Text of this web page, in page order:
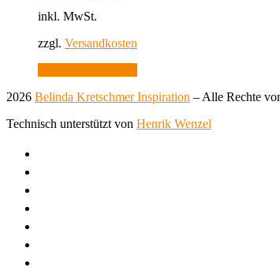
inkl. MwSt.
zzgl. Versandkosten
weist
Varianten
2026 Belinda Kretschmer Inspiration –Alle Rechte
Technisch unterstützt von Henrik Wenzel